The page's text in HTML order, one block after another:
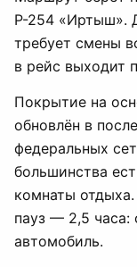
Р-254 «Иртыш».
требует смены
в рейс выходит
Покрытие на
обновлён в
федеральных
большинства
комнаты
пауз — 2,5 часа:
автомобиль.